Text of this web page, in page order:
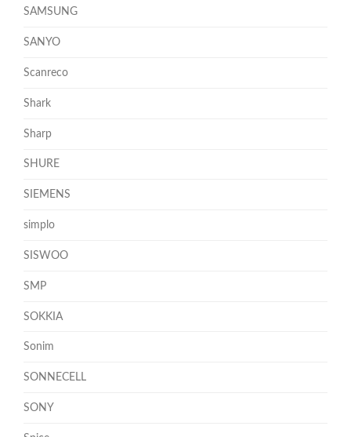
SAMSUNG
SANYO
Scanreco
Shark
Sharp
SHURE
SIEMENS
simplo
SISWOO
SMP
SOKKIA
Sonim
SONNECELL
SONY